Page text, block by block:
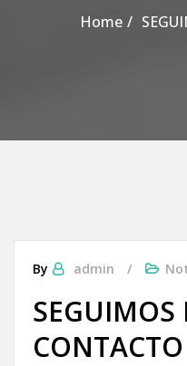
Home
By admin
SEGUIMOS
CONTACTO